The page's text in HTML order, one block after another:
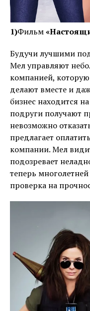
1)Фильм
Будучи лучшими
Мел управляют
компанией,
делают вместе и
бизнес находится
подруги получают
невозможно
предлагает
компании. Мел
подозревает
теперь
проверка на